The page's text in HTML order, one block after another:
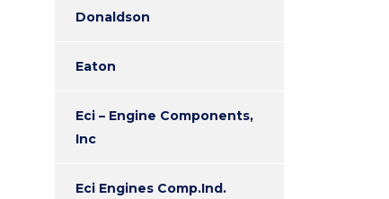
Donaldson
Eaton
Eci – Engine Components,
Inc
Eci Engines Comp.Ind.